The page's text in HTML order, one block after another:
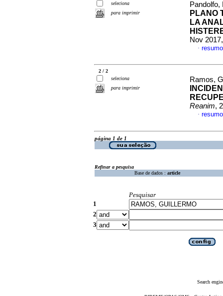
seleciona
para imprimir
PLANO
LA
Nov
·
2 / 2
seleciona
para imprimir
Ramos,
Reanim,
·
página 1 de 1
Refinar a pesquisa
Base de dados : article
Pesquisar
1
2
3
Search